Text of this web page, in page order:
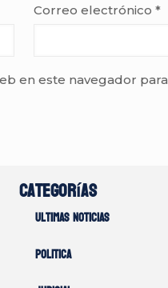
Correo electrónico*
en este navegador
Categorías
Ultimas noticias
Politica